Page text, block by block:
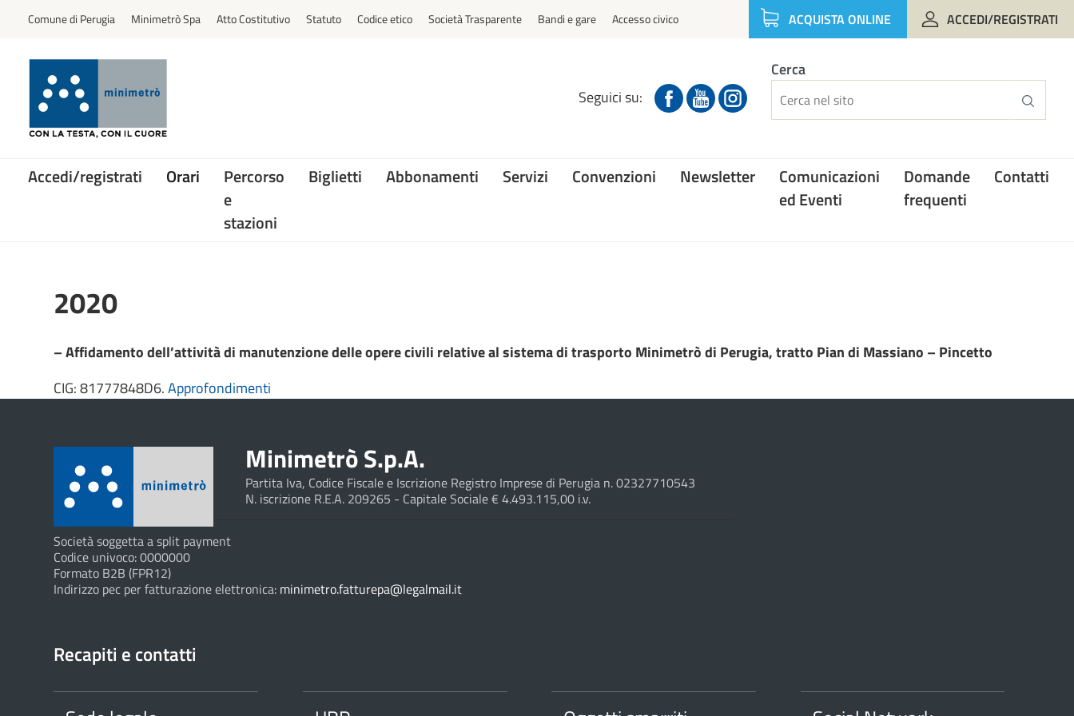
ACQUISTA ONLINE ACCEDI/REGISTRATI
Comune di Perugia Minimetrò Spa Atto Costitutivo Statuto Codice etico Società Trasparente Bandi e gare Accesso civico
Seguici su:
Cerca
Accedi/registrati Orari
Percorso
e
stazioni
Biglietti Abbonamenti Servizi Convenzioni Newsletter
Comunicazioni
ed Eventi
Domande
frequenti
Contatti
2020
–Affidamento dell’attività di manutenzione delle opere civili relative al sistema di trasporto Minimetrò di Perugia, tratto Pian di Massiano – Pincetto
CIG: 81777848D6.Approfondimenti
Minimetrò S.p.A.
Partita Iva, Codice Fiscale e Iscrizione Registro Imprese di Perugia n. 02327710543
N. iscrizione R.E.A. 209265 - Capitale Sociale € 4.493.115,00 i.v.
Società soggetta a split payment
Codice univoco: 0000000
Formato B2B (FPR12)
Indirizzo pec per fatturazione elettronica: minimetro.fatturepa@legalmail.it
Recapiti e contatti